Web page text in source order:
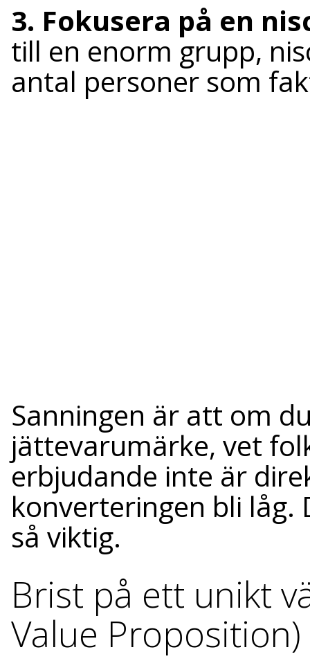
3. Fokusera på en
till en enorm grupp,
antal personer som
Sanningen är att om
jättevarumärke, vet
erbjudande inte är
konverteringen bli
så viktig.
Brist på ett unikt
Value Proposition)